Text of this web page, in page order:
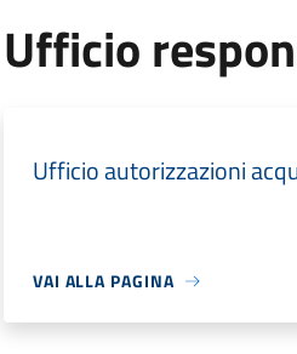
Ufficio
Ufficio autorizzazioni
VAI ALLA PAGINA